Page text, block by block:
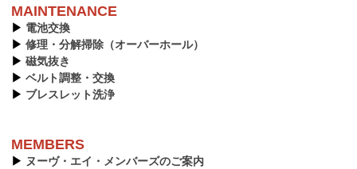
MAINTENANCE
▶︎ 電池交換
▶︎ 修理・分解掃除（オーバーホール）
▶︎ 磁気抜き
▶︎ ベルト調整・交換
▶︎ ブレスレット洗浄
MEMBERS
▶︎ ヌーヴ・エイ・メンバーズのご案内